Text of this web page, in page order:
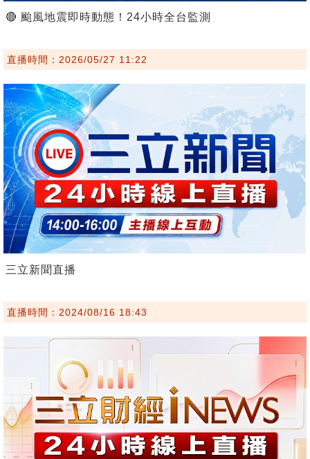
🔴 颱風地震即時動態！24小時全台監測
直播時間：2026/05/27 11:22
三立新聞直播
直播時間：2024/08/16 18:43